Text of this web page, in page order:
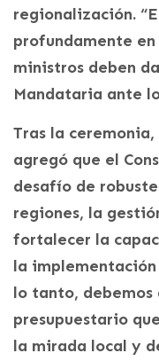
regionalización.
profundamente
ministros deben
Mandataria ante
Tras la
agregó que el
desafío de
regiones, la
fortalecer la
la
lo tanto, debemos
presupuestario
la mirada local y